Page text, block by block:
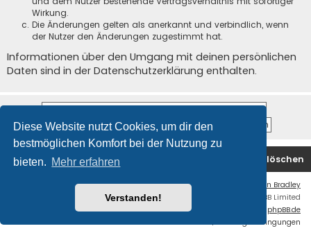
Diese Website nutzt Cookies, um dir den
bestmöglichen Komfort bei der Nutzung zu
bieten. Mehr erfahren
Verstanden!
Wirkung.
Die Änderungen gelten als anerkannt und verbindlich, wenn
der Nutzer den Änderungen zugestimmt hat.
Informationen über den Umgang mit deinen persönlichen
Daten sind in der Datenschutzerklärung enthalten.
Startseite Foren-Übersicht Alle Cookies löschen
Ian Bradley
Powered byphpBB
® Forum Software © phpBB Limited
Deutsche Übersetzung durch phpBB.de
Nutzungsbedingungen